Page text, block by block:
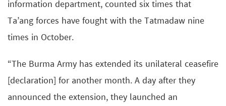
information department, counted six times that
Ta’ang forces have fought with the Tatmadaw nine
times in October.
“The Burma Army has extended its unilateral ceasefire
[declaration] for another month. A day after they
announced the extension, they launched an